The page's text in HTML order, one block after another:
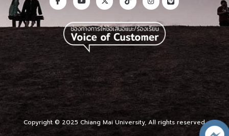
Copyright © 2025 Chiang Mai University, All rights reserved.